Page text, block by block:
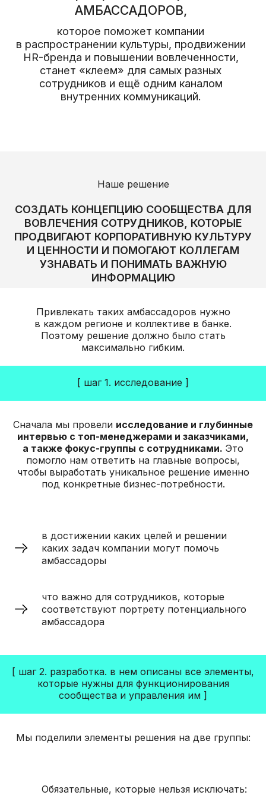
Наше решение
СОЗДАТЬ КОНЦЕПЦИЮ СООБЩЕСТВА ДЛЯ
ВОВЛЕЧЕНИЯ СОТРУДНИКОВ, КОТОРЫЕ
ПРОДВИГАЮТ КОРПОРАТИВНУЮ КУЛЬТУРУ
И ЦЕННОСТИ И ПОМОГАЮТ КОЛЛЕГАМ
УЗНАВАТЬ И ПОНИМАТЬ ВАЖНУЮ
ИНФОРМАЦИЮ
Привлекать таких амбассадоров нужно
в каждом регионе и коллективе в банке.
Поэтому решение должно было стать
максимально гибким.
[ шаг 1. исследование ]
Сначала мы провели исследование и глубинные
интервью с топ-менеджерами и заказчиками,
а также фокус-группы с сотрудниками. Это
помогло нам ответить на главные вопросы,
чтобы выработать уникальное решение именно
под конкретные бизнес-потребности.
в достижении каких целей и решении
каких задач компании могут помочь
амбассадоры
что важно для сотрудников, которые
соответствуют портрету потенциального
амбассадора
[ шаг 2. разработка. в нем описаны все элементы,
которые нужны для функционирования
сообщества и управления им ]
Мы поделили элементы решения на две группы:
Обязательные, которые нельзя исключать:
КОТОРОЕ ЛЕГКО АДАПТИРУЕТСЯ
ПОД ЛЮБОЙ ОТДЕЛ ИЛИ ФИЛИАЛ.
В нём описаны все элементы, которые